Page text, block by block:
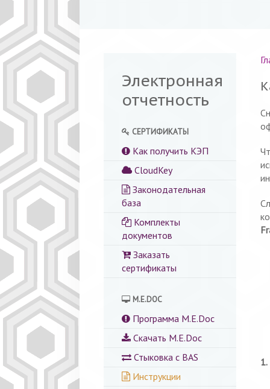
1.
Электронная
отчетность
СЕРТИФИКАТЫ
Как получить КЭП
CloudKey
Законодательная
база
Комплекты
документов
Заказать
сертификаты
M.E.DOC
Программа M.E.Doc
Скачать M.E.Doc
Стыковка с BAS
Инструкции